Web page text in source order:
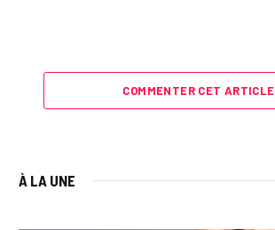
COMMENTER CET ARTICLE
À LA UNE